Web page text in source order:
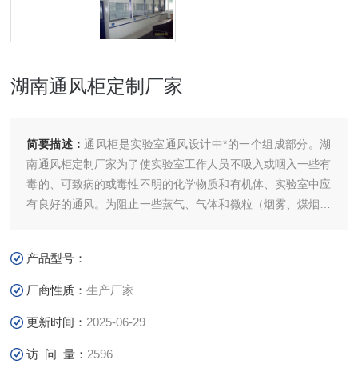
湖南通风柜定制厂家
简要描述：通风柜是实验室通风设计中*的一个组成部分。湖
南通风柜定制厂家为了使实验室工作人员不吸入或咽入一些有
毒的、可致病的或毒性不明的化学物质和有机体、实验室中应
有良好的通风。为阻止一些蒸气、气体和微粒（烟雾、煤烟、
产品型号：
厂商性质：生产厂家
更新时间： 2025-06-29
访 问 量： 2596